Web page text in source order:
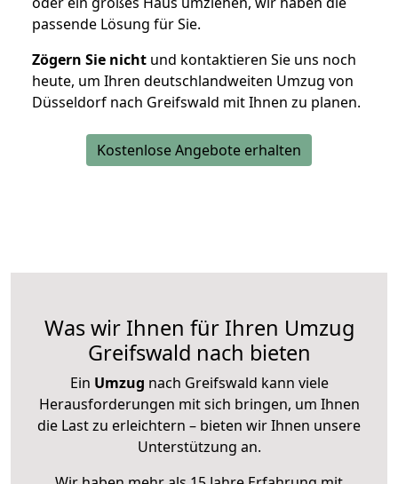
passende Lösung für Sie.
Zögern Sie nicht und kontaktieren Sie uns noch
heute, um Ihren deutschlandweiten Umzug von
Düsseldorf nach Greifswald mit Ihnen zu planen.
Kostenlose Angebote erhalten
Was wir Ihnen für Ihren Umzug
Greifswald nach bieten
Ein Umzug nach Greifswald kann viele
Herausforderungen mit sich bringen, um Ihnen
die Last zu erleichtern – bieten wir Ihnen unsere
Unterstützung an.